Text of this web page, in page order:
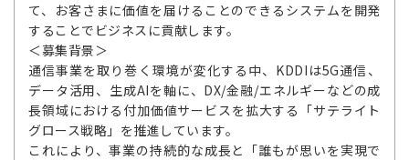
て、お客さまに価値を届けることのできるシステムを開発
することでビジネスに貢献します。
＜募集背景＞
通信事業を取り巻く環境が変化する中、KDDIは5G通信、
データ活用、生成AIを軸に、DX/金融/エネルギーなどの成
長領域における付加価値サービスを拡大する「サテライト
グロース戦略」を推進しています。
これにより、事業の持続的な成長と「誰もが思いを実現で